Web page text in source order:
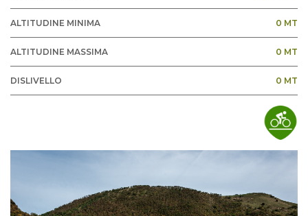
ALTITUDINE MINIMA 0 MT
ALTITUDINE MASSIMA 0 MT
DISLIVELLO 0 MT